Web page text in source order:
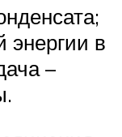
энергии в
–